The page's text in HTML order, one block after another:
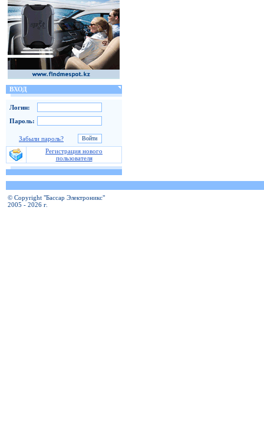
ВХОД
Логин:
Пароль:
Забыли пароль?
Регистрация нового
пользователя
© Copyright "Бассар Электроникс"
2005 - 2026 г.